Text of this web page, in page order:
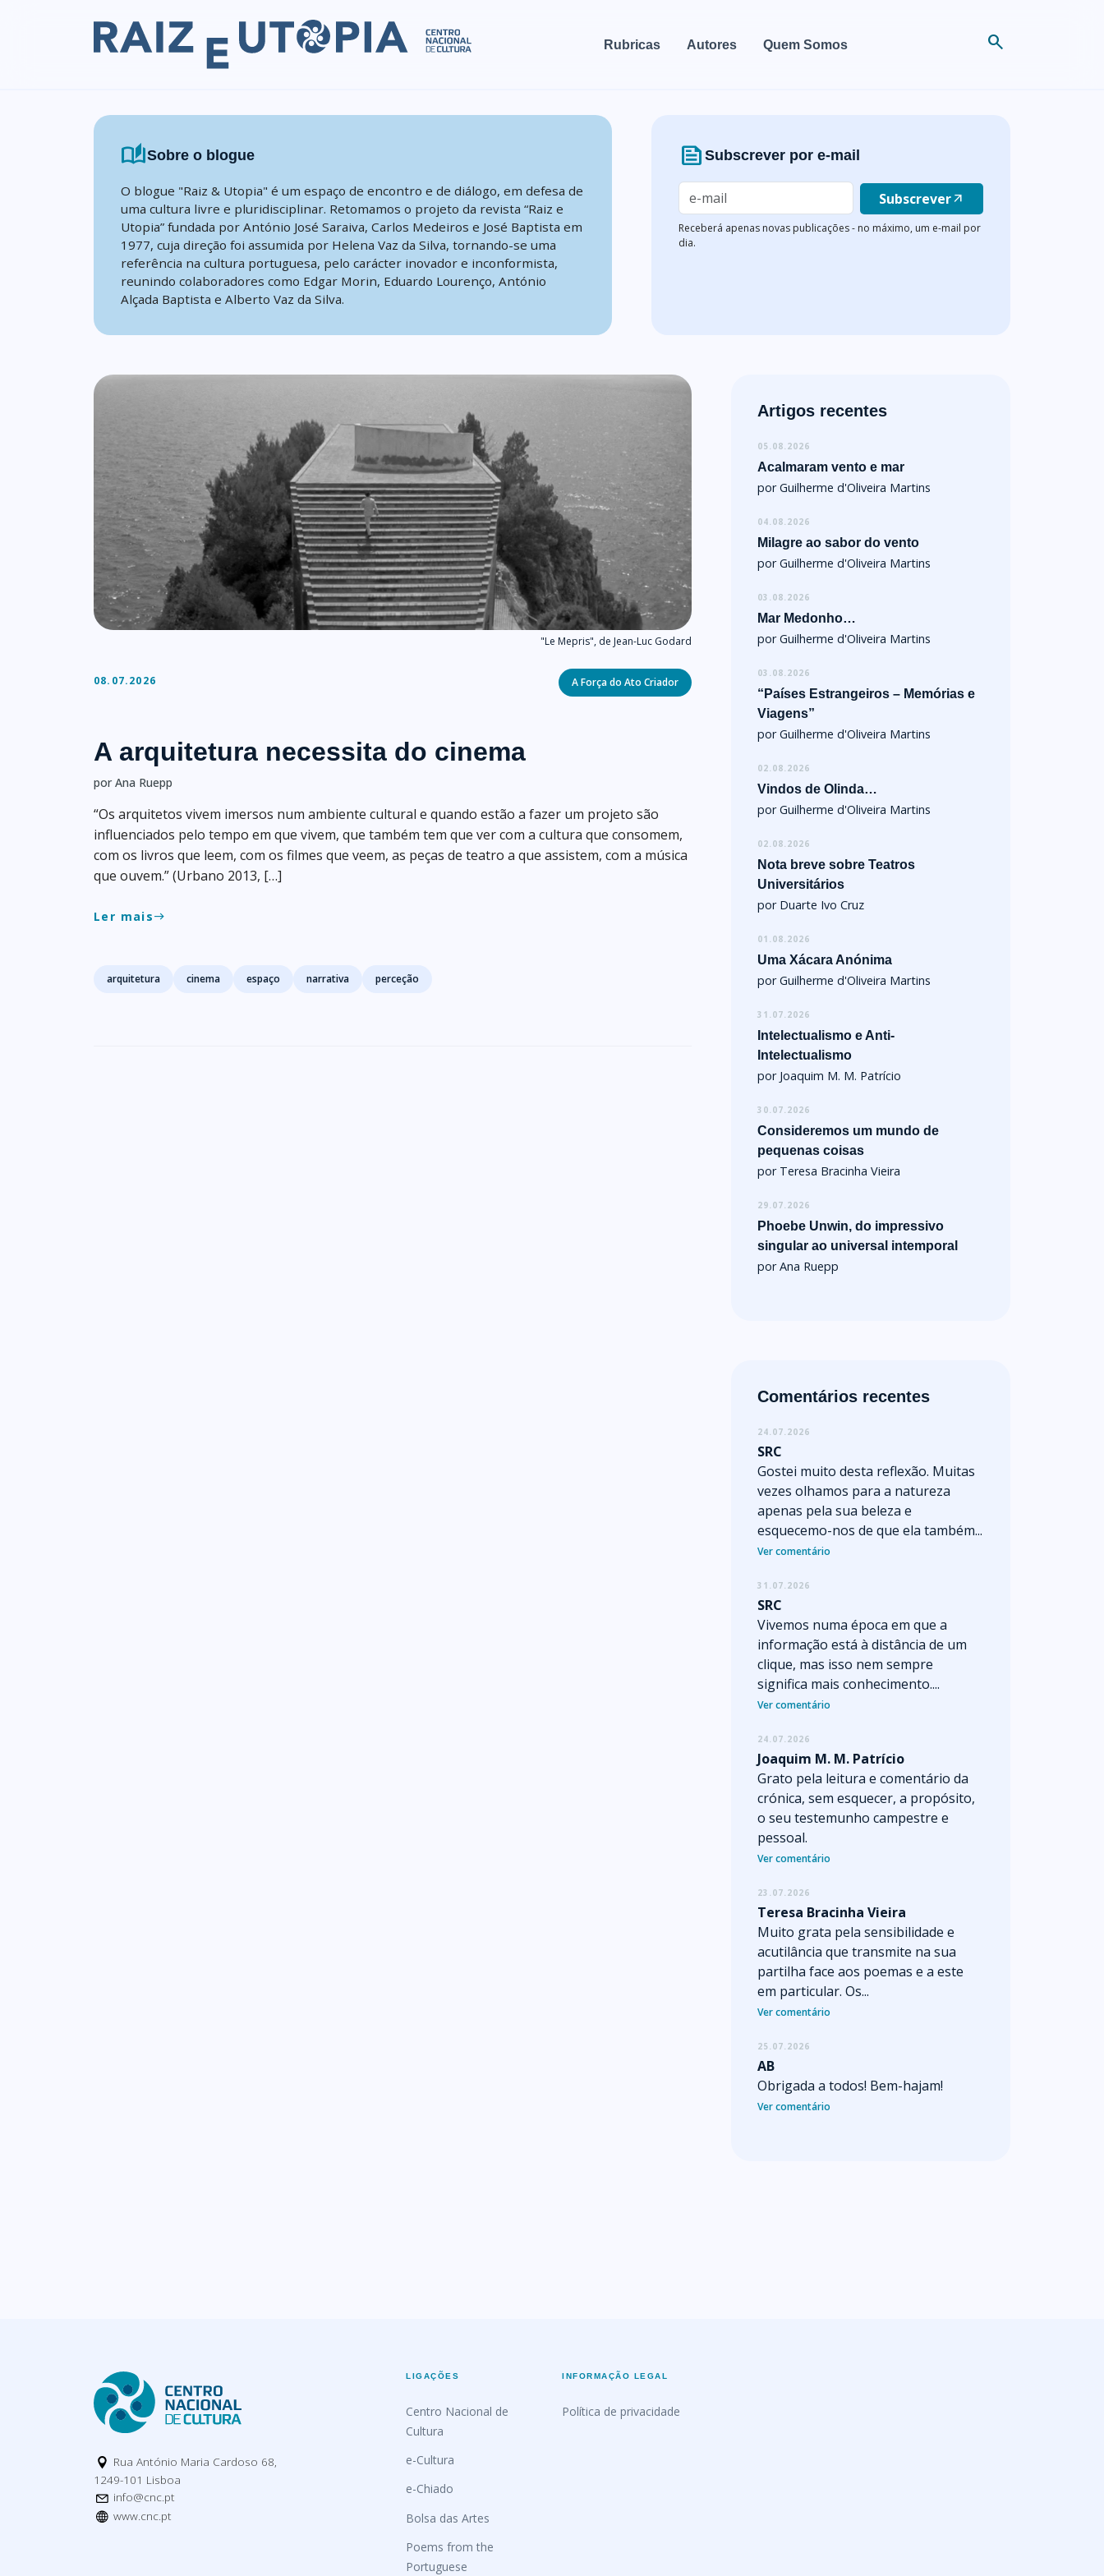
Rubricas Autores Quem Somos search
auto_storiesSobre o blogue
O blogue "Raiz & Utopia" é um espaço de encontro e de diálogo, em defesa de
uma cultura livre e pluridisciplinar. Retomamos o projeto da revista “Raiz e
Utopia” fundada por António José Saraiva, Carlos Medeiros e José Baptista em
1977, cuja direção foi assumida por Helena Vaz da Silva, tornando-se uma
referência na cultura portuguesa, pelo carácter inovador e inconformista,
reunindo colaboradores como Edgar Morin, Eduardo Lourenço, António
Alçada Baptista e Alberto Vaz da Silva.
news Subscrever por e-mail
Subscrever arrow_outward
Receberá apenas novas publicações - no máximo, um e-mail por
dia.
Lista de artigos
"Le Mepris", de Jean-Luc Godard
08.07.2026 Categories
A Força do Ato Criador
A arquitetura necessita do cinema
por Ana Ruepp
“Os arquitetos vivem imersos num ambiente cultural e quando estão a fazer um projeto são
influenciados pelo tempo em que vivem, que também tem que ver com a cultura que consomem,
com os livros que leem, com os filmes que veem, as peças de teatro a que assistem, com a música
que ouvem.” (Urbano 2013, […]
Ler maiseast
Tags
arquitetura cinema espaço narrativa perceção
Artigos recentes
05.08.2026
Acalmaram vento e mar
por Guilherme d'Oliveira Martins
04.08.2026
Milagre ao sabor do vento
por Guilherme d'Oliveira Martins
03.08.2026
Mar Medonho…
por Guilherme d'Oliveira Martins
03.08.2026
“Países Estrangeiros – Memórias e
Viagens”
por Guilherme d'Oliveira Martins
02.08.2026
Vindos de Olinda…
por Guilherme d'Oliveira Martins
02.08.2026
Nota breve sobre Teatros
Universitários
por Duarte Ivo Cruz
01.08.2026
Uma Xácara Anónima
por Guilherme d'Oliveira Martins
31.07.2026
Intelectualismo e Anti-
Intelectualismo
por Joaquim M. M. Patrício
30.07.2026
Consideremos um mundo de
pequenas coisas
por Teresa Bracinha Vieira
29.07.2026
Phoebe Unwin, do impressivo
singular ao universal intemporal
por Ana Ruepp
Comentários recentes
24.07.2026
SRC
Gostei muito desta reflexão. Muitas
vezes olhamos para a natureza
apenas pela sua beleza e
esquecemo-nos de que ela também...
Ver comentário
31.07.2026
SRC
Vivemos numa época em que a
informação está à distância de um
clique, mas isso nem sempre
significa mais conhecimento....
Ver comentário
24.07.2026
Joaquim M. M. Patrício
Grato pela leitura e comentário da
crónica, sem esquecer, a propósito,
o seu testemunho campestre e
pessoal.
Ver comentário
23.07.2026
Teresa Bracinha Vieira
Muito grata pela sensibilidade e
acutilância que transmite na sua
partilha face aos poemas e a este
em particular. Os...
Ver comentário
25.07.2026
AB
Obrigada a todos! Bem-hajam!
Ver comentário
Rua António Maria Cardoso 68,
1249-101 Lisboa
info@cnc.pt
www.cnc.pt
LIGAÇÕES
Centro Nacional de
Cultura
e-Cultura
e-Chiado
Bolsa das Artes
Poems from the
Portuguese
INFORMAÇÃO LEGAL
Política de privacidade